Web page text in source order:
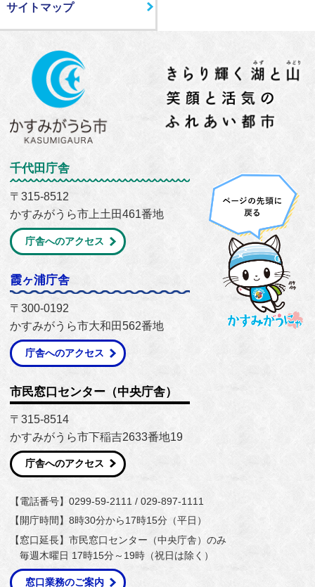
サイトマップ
千代田庁舎
〒315-8512
かすみがうら市上土田461番地
庁舎へのアクセス
霞ヶ浦庁舎
〒300-0192
かすみがうら市大和田562番地
庁舎へのアクセス
市民窓口センター（中央庁舎）
〒315-8514
かすみがうら市下稲吉2633番地19
庁舎へのアクセス
【電話番号】0299-59-2111 / 029-897-1111
【開庁時間】8時30分から17時15分（平日）
【窓口延長】市民窓口センター（中央庁舎）のみ
毎週木曜日 17時15分～19時（祝日は除く）
窓口業務のご案内